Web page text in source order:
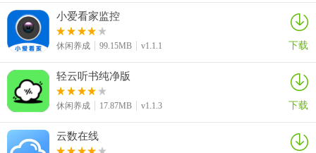
3.【新增】可备份语音收藏列表到服务器
4.【优化】卡通变声和调音台音效更新的方式
小爱看家监控
休闲养成 99.15MB v1.1.1 下载
轻云听书纯净版
休闲养成 17.87MB v1.1.3 下载
云数在线